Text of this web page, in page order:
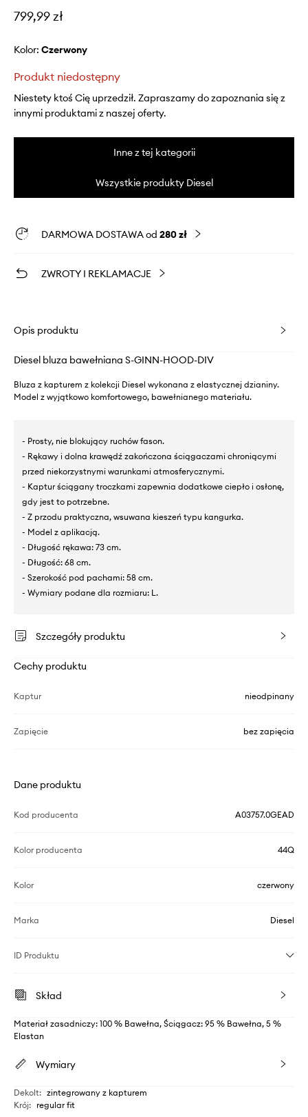
799,99 zł
Kolor: czerwony
Produkt niedostępny
Niestety ktoś Cię uprzedził. Zapraszamy do zapoznania się z
innymi produktami z naszej oferty.
Inne z tej kategorii
Wszystkie produkty Diesel
DARMOWA DOSTAWA od 280 zł
ZWROTY I REKLAMACJE
Opis produktu
Diesel bluza bawełniana S-GINN-HOOD-DIV
Bluza z kapturem z kolekcji Diesel wykonana z elastycznej dzianiny.
Model z wyjątkowo komfortowego, bawełnianego materiału.
- Prosty, nie blokujący ruchów fason.
- Rękawy i dolna krawędź zakończona ściągaczami chroniącymi
przed niekorzystnymi warunkami atmosferycznymi.
- Kaptur ściągany troczkami zapewnia dodatkowe ciepło i osłonę,
gdy jest to potrzebne.
- Z przodu praktyczna, wsuwana kieszeń typu kangurka.
- Model z aplikacją.
- Długość rękawa: 73 cm.
- Długość: 68 cm.
- Szerokość pod pachami: 58 cm.
- Wymiary podane dla rozmiaru: L.
Szczegóły produktu
Cechy produktu
Kaptur nieodpinany
Zapięcie bez zapięcia
Dane produktu
Kod producenta A03757.0GEAD
Kolor producenta 44Q
Kolor czerwony
Marka Diesel
ID Produktu
Skład
Materiał zasadniczy: 100 % Bawełna, Ściągacz: 95 % Bawełna, 5 %
Elastan
Wymiary
Dekolt: zintegrowany z kapturem
Krój: regular fit